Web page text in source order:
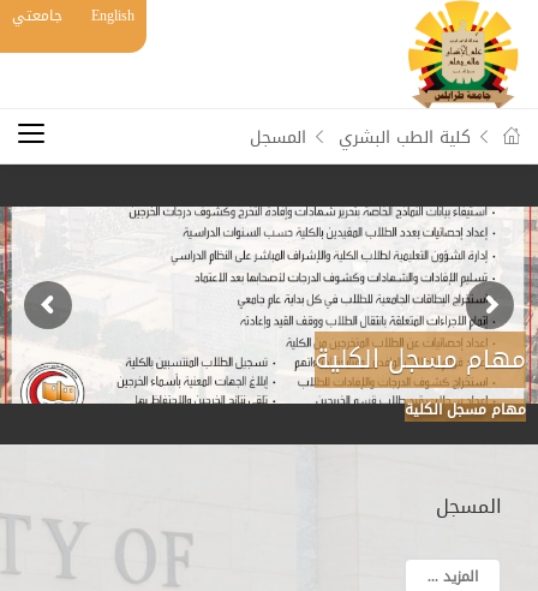
English جامعتي
كلية الطب البشري المسجل
مهام مسجل الكلية
مهام مسجل الكلية
المسجل
المزيد ...